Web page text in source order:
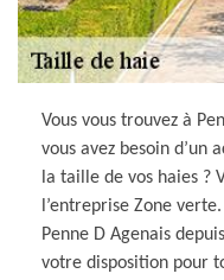
Vous vous trouvez à
vous avez besoin d’un
la taille de vos haies ?
l’entreprise Zone
Penne D Agenais
votre disposition pour